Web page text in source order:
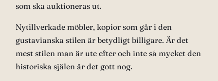
som ska auktioneras ut.
Nytillverkade möbler, kopior som går i den
gustavianska stilen är betydligt billigare. Är det
mest stilen man är ute efter och inte så mycket den
historiska själen är det gott nog.